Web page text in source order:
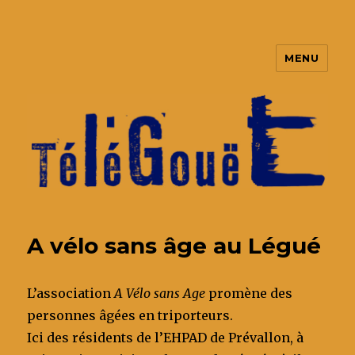
MENU
A vélo sans âge au Légué
L’associationA Vélo sans Age promène des
personnes âgées en triporteurs.
Ici des résidents de l’EHPAD de Prévallon, à